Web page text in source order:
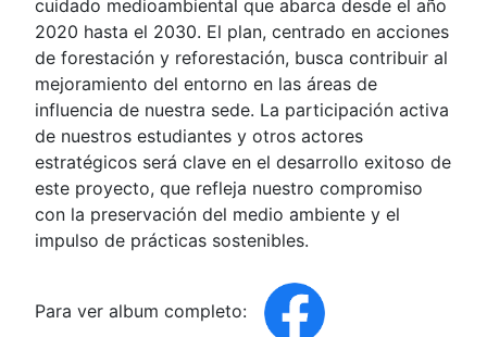
cuidado medioambiental que abarca desde el año
2020 hasta el 2030. El plan, centrado en acciones
de forestación y reforestación, busca contribuir al
mejoramiento del entorno en las áreas de
influencia de nuestra sede. La participación activa
de nuestros estudiantes y otros actores
estratégicos será clave en el desarrollo exitoso de
este proyecto, que refleja nuestro compromiso
con la preservación del medio ambiente y el
impulso de prácticas sostenibles.
Para ver album completo: